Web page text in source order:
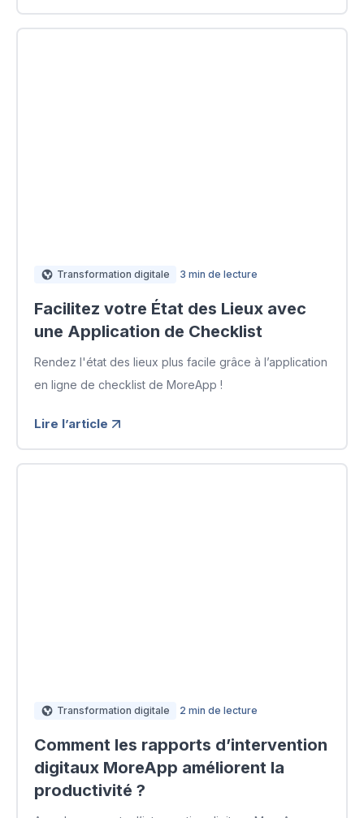
Transformation digitale 3 min de lecture
Facilitez votre État des Lieux avec
une Application de Checklist
Rendez l'état des lieux plus facile grâce à l’application
en ligne de checklist de MoreApp !
Lire l’article
Transformation digitale 2 min de lecture
Comment les rapports d’intervention
digitaux MoreApp améliorent la
productivité ?